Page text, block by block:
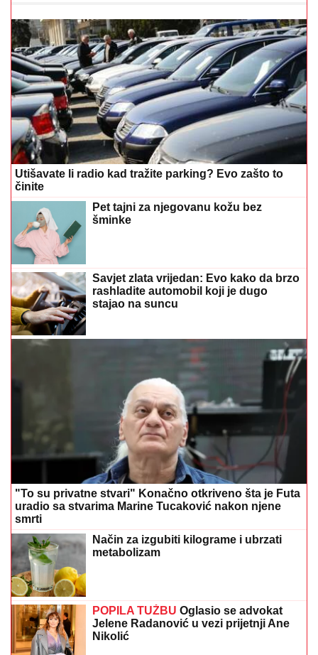
Utišavate li radio kad tražite parking? Evo zašto to
činite
Pet tajni za njegovanu kožu bez
šminke
Savjet zlata vrijedan: Evo kako da brzo
rashladite automobil koji je dugo
stajao na suncu
"To su privatne stvari" Konačno otkriveno šta je Futa
uradio sa stvarima Marine Tucaković nakon njene
smrti
Način za izgubiti kilograme i ubrzati
metabolizam
POPILA TUŽBU Oglasio se advokat
Jelene Radanović u vezi prijetnji Ane
Nikolić